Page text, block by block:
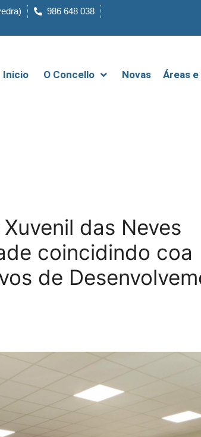
986 648 038
Inicio O Concello Novas Áreas
das Neves
coincidindo coa
de